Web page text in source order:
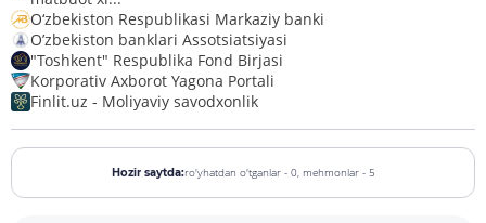
O‘zbekiston Respublikasi Markaziy banki
O’zbekiston banklari Assotsiatsiyasi
"Toshkent" Respublika Fond Birjasi
Korporativ Axborot Yagona Portali
Finlit.uz - Moliyaviy savodxonlik
Hozir saytda:ro'yhatdan o'tganlar - 0, mehmonlar - 5